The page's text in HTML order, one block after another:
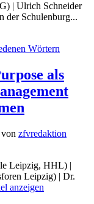
| Ulrich Schneider
Schulenburg...
als
zfvredaktion
Leipzig, HHL) |
Leipzig) | Dr.
anzeigen